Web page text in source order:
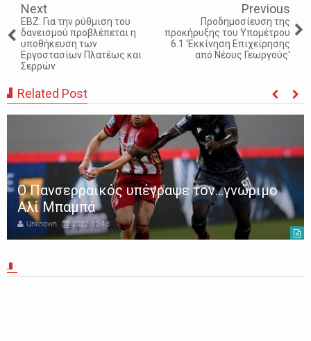
Next
ΕΒΖ: Για την ρύθμιση του
δανεισμού προβλέπεται η
υποθήκευση των
Εργοστασίων Πλατέως και
Σερρών
Previous
Προδημοσίευση της
προκήρυξης του Υπομέτρου
6.1 'Εκκίνηση Επιχείρησης
από Νέους Γεωργούς'
Related Post
Ο Πανσερραϊκός υπέγραψε τον…γνώριμο
Αλί Μπαμπά
Unknown 2022-12-18